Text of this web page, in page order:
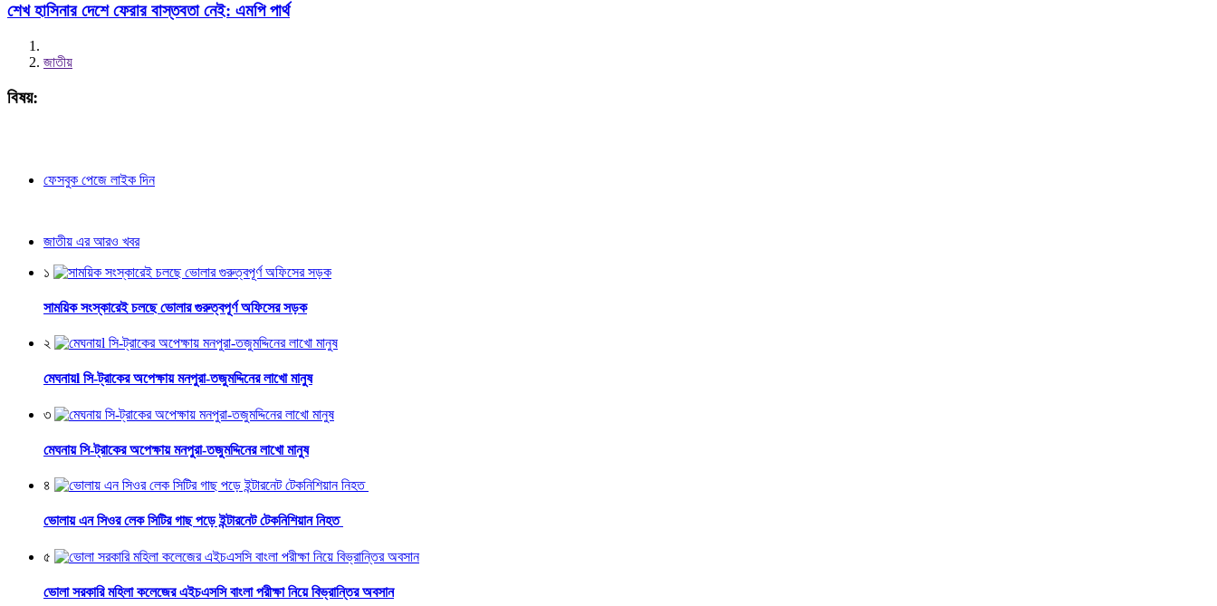
শেখ হাসিনার দেশে ফেরার বাস্তবতা নেই: এমপি পার্থ
জাতীয়
বিষয়:
ফেসবুক পেজে লাইক দিন
জাতীয় এর আরও খবর
১
সাময়িক সংস্কারেই চলছে ভোলার গুরুত্বপূর্ণ অফিসের সড়ক
২
মেঘনায়l সি-ট্রাকের অপেক্ষায় মনপুরা-তজুমদ্দিনের লাখো মানুষ
৩
মেঘনায় সি-ট্রাকের অপেক্ষায় মনপুরা-তজুমদ্দিনের লাখো মানুষ
৪
ভোলায় এন সিওর লেক সিটির গাছ পড়ে ইন্টারনেট টেকনিশিয়ান নিহত
৫
ভোলা সরকারি মহিলা কলেজের এইচএসসি বাংলা পরীক্ষা নিয়ে বিভ্রান্তির অবসান